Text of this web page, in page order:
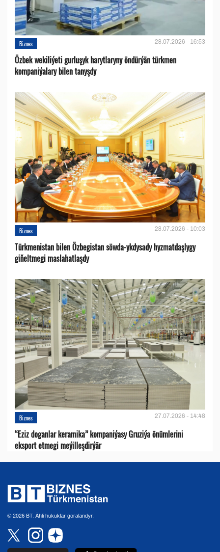
Biznes 28.07.2026 - 16:53
Özbek wekiliýeti gurluşyk harytlaryny öndürýän türkmen
kompaniýalary bilen tanyşdy
Biznes 28.07.2026 - 10:03
Türkmenistan bilen Özbegistan söwda-ykdysady hyzmatdaşlygy
giňeltmegi maslahatlaşdy
Biznes 27.07.2026 - 14:48
“Eziz doganlar keramika” kompaniýasy Gruziýa önümlerini
eksport etmegi meýilleşdirýär
© 2026 BT. Ähli hukuklar goralandyr.